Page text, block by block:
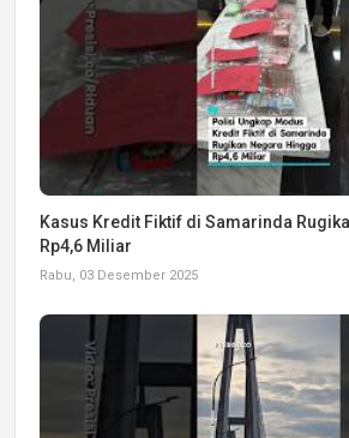
Kasus Kredit Fiktif di Samarinda
Rp4,6 Miliar
Rabu, 03 Desember 2025